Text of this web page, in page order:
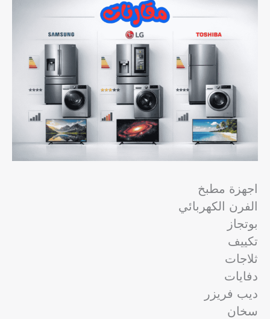
اجهزة مطبخ
الفرن الكهربائي
بوتجاز
تكييف
ثلاجات
دفايات
ديب فريزر
سخان